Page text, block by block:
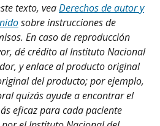
texto, veaDerechos de autor y
sobre instrucciones de
En caso de reproducción
dé crédito al Instituto Nacional
y enlace al producto original
del producto; por ejemplo,
quizás ayude a encontrar el
eficaz para cada paciente